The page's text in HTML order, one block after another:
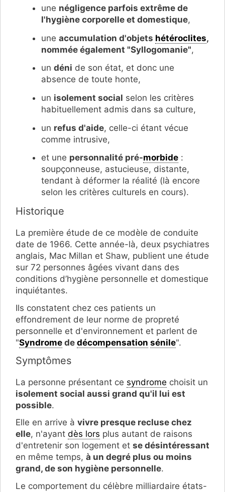
une négligence parfois extrême de
l'hygiène corporelle et domestique,
une accumulation d'objets hétéroclites,
nommée également "Syllogomanie",
un déni de son état, et donc une
absence de toute honte,
un isolement social selon les critères
habituellement admis dans sa culture,
un refus d'aide, celle-ci étant vécue
comme intrusive,
et une personnalité pré-morbide :
soupçonneuse, astucieuse, distante,
tendant à déformer la réalité (là encore
selon les critères culturels en cours).
Historique
La première étude de ce modèle de conduite
date de 1966. Cette année-là, deux psychiatres
anglais, Mac Millan et Shaw, publient une étude
sur 72 personnes âgées vivant dans des
conditions d’hygiène personnelle et domestique
inquiétantes.
Ils constatent chez ces patients un
effondrement de leur norme de propreté
personnelle et d'environnement et parlent de
"Syndrome de décompensation sénile".
Symptômes
La personne présentant ce syndrome choisit un
isolement social aussi grand qu'il lui est
possible.
Elle en arrive à vivre presque recluse chez
elle, n'ayant dès lors plus autant de raisons
d'entretenir son logement et se désintéressant
en même temps, à un degré plus ou moins
grand, de son hygiène personnelle.
Le comportement du célèbre milliardaire états-